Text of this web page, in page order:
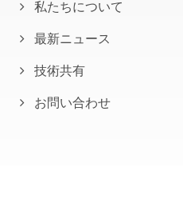
私たちについて
最新ニュース
技術共有
お問い合わせ